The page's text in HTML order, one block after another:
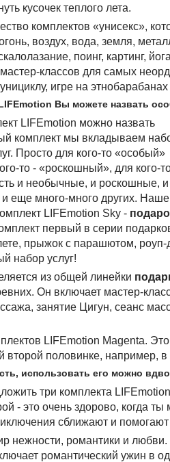
кусочек теплого лета.
комплектов «унисекс»,
огонь, воздух, вода, земля,
поинг, картинг,
классов для самых
игре на
Вы можете назвать
LIFEmotion можно назвать
комплект мы вкладываем
Просто для кого-то «особый»
то - «роскошный», для кого-
и необычные, и роскошные, и
еще много-много других.
LIFEmotion Sky -
первый в серии
прыжок с парашютом,
набор услуг!
из общей линейки
Он включает мастер-
занятие Цигун, сеанс
LIFEmotion Magenta. Это
второй половинке, например,
использовать его можно
три комплекта
- это очень здорово, когда
сближают и
нежности, романтики и
романтический ужин в